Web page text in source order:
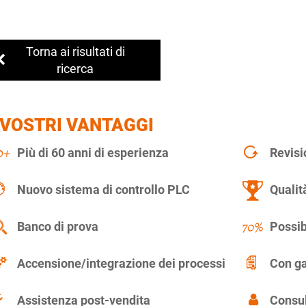
Torna ai risultati di
ricerca
VANTAGGI
Più di 60 anni di esperienza
Nuovo sistema di controllo PLC
Banco di prova
Accensione/integrazione dei processi Con
Assistenza post-vendita